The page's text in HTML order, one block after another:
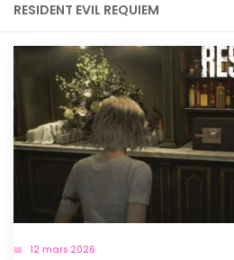
RESIDENT EVIL REQUIEM
12 mars 2026